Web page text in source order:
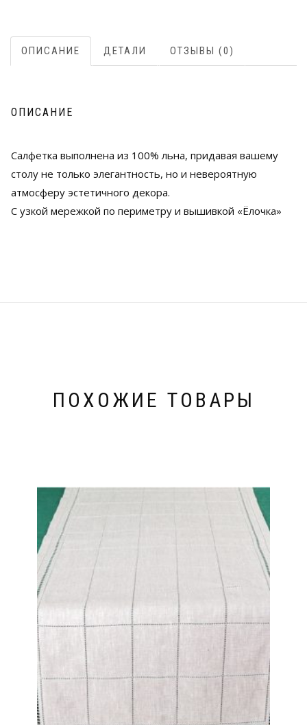
ОПИСАНИЕ ДЕТАЛИ ОТЗЫВЫ (0)
ОПИСАНИЕ
Салфетка выполнена из 100% льна, придавая вашему
столу не только элегантность, но и невероятную
атмосферу эстетичного декора.
С узкой мережкой по периметру и вышивкой «Ёлочка»
ПОХОЖИЕ ТОВАРЫ